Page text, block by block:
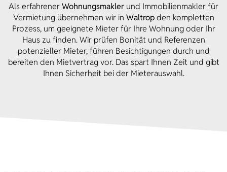
Als erfahrenerWohnungsmakler und Immobilienmakler für
Vermietung übernehmen wir in Waltropden kompletten
Prozess, um geeignete Mieter für Ihre Wohnung oder Ihr
Haus zu finden. Wir prüfen Bonität und Referenzen
potenzieller Mieter, führen Besichtigungen durch und
bereiten den Mietvertrag vor. Das spart Ihnen Zeit und gibt
Ihnen Sicherheit bei der Mieterauswahl.